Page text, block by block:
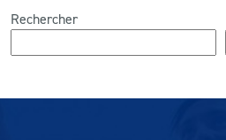
Rechercher